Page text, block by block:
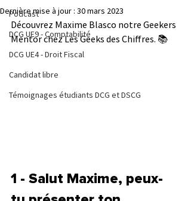
Podcast
DCG UE9 - Comptabilité
DCG UE4 - Droit Fiscal
Candidat libre
Témoignages étudiants DCG et DSCG
Dernière mise à jour : 30 mars 2023
Découvrez Maxime Blasco notre Geekers
Mentor chez Les Geeks des Chiffres. 📚
1 - Salut Maxime, peux-